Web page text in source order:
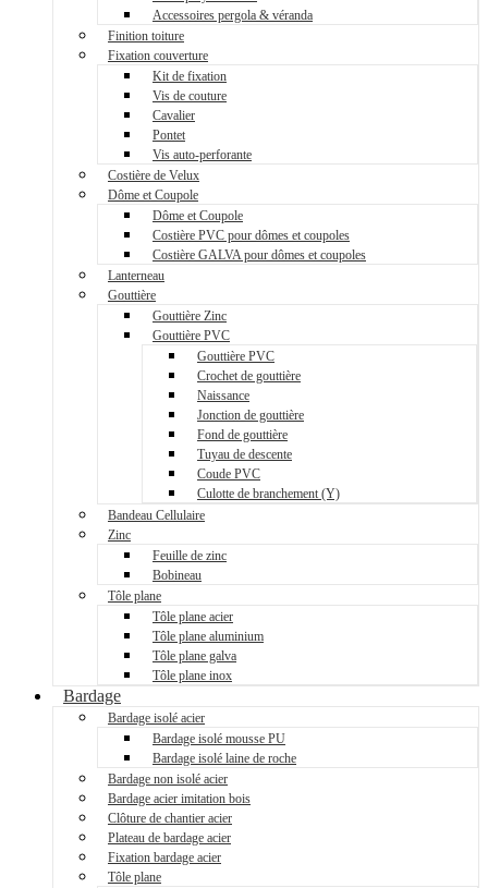
Accessoires pergola & véranda
Finition toiture
Fixation couverture
Kit de fixation
Vis de couture
Cavalier
Pontet
Vis auto-perforante
Costière de Velux
Dôme et Coupole
Dôme et Coupole
Costière PVC pour dômes et coupoles
Costière GALVA pour dômes et coupoles
Lanterneau
Gouttière
Gouttière Zinc
Gouttière PVC
Gouttière PVC
Crochet de gouttière
Naissance
Jonction de gouttière
Fond de gouttière
Tuyau de descente
Coude PVC
Culotte de branchement (Y)
Bandeau Cellulaire
Zinc
Feuille de zinc
Bobineau
Tôle plane
Tôle plane acier
Tôle plane aluminium
Tôle plane galva
Tôle plane inox
Bardage
Bardage isolé acier
Bardage isolé mousse PU
Bardage isolé laine de roche
Bardage non isolé acier
Bardage acier imitation bois
Clôture de chantier acier
Plateau de bardage acier
Fixation bardage acier
Tôle plane